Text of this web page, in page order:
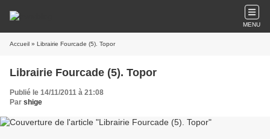
MENU
Accueil » Librairie Fourcade (5). Topor
Librairie Fourcade (5). Topor
Publié le 14/11/2011 à 21:08
Par shige